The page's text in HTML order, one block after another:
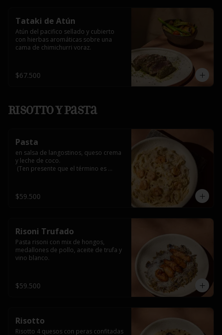
Tataki de Atún
Atún del pacifico sellado y cubierto
con hierbas aromáticas sobre una
cama de chimichurri voraz.
$67.500
Risotto y Pasta
Pasta
en salsa de langostinos, queso crema
y leche de coco.
(Ten presente que el término es
generar notas amargas por el carbón
activado que lo recubre)
$59.500
Risoni Trufado
Pasta risoni con mix de hongos,
medallones de pollo, aceite de trufa y
vino blanco.
$59.500
Risotto
Risotto 4 quesos con peras confitadas